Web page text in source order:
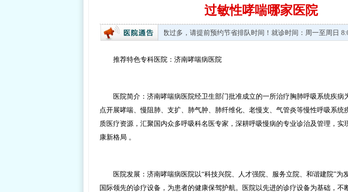
过敏性哮喘哪家医院
至周日 8:00—17:30 全国无假日医院 由于就诊人数过多，请提前预约节省排队时间！就诊时间：周一至周日
推荐特色专科医院：济南哮喘病医院
医院简介：济南哮喘病医院经卫生部门批准成立的一所治疗胸肺呼吸系统疾病
点开展哮喘、慢阻肺、支扩、肺气肿、肺纤维化、老慢支、气管炎等慢性呼吸系统
质医疗资源，汇聚国内众多呼吸科名医专家，深耕呼吸慢病的专业诊治及管理，实
康新格局 。
医院发展：济南哮喘病医院以“科技兴院、人才强院、服务立院、和谐建院”为
国际领先的诊疗设备，为患者的健康保驾护航。医院以先进的诊疗设备为基础，不